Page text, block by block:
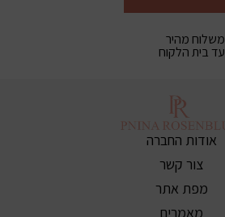
משלוח מהיר
עד בית הלקוח
אודות החברה
צור קשר
מפת אתר
מאמרים